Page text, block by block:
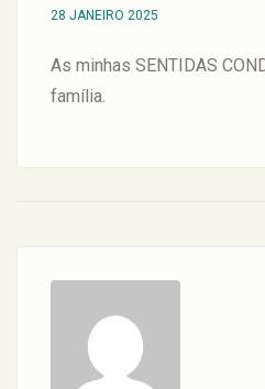
28 JANEIRO 2025
As minhas SENTIDAS
família.